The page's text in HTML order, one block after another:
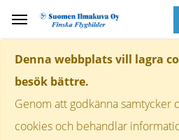
Denna webbplats vill lagra
besök bättre.
Genom att godkänna samtycker
cookies och behandlar